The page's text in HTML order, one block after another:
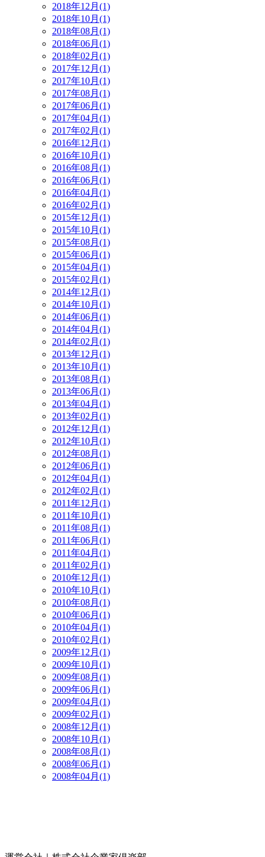
2018年12月(1)
2018年10月(1)
2018年08月(1)
2018年06月(1)
2018年02月(1)
2017年12月(1)
2017年10月(1)
2017年08月(1)
2017年06月(1)
2017年04月(1)
2017年02月(1)
2016年12月(1)
2016年10月(1)
2016年08月(1)
2016年06月(1)
2016年04月(1)
2016年02月(1)
2015年12月(1)
2015年10月(1)
2015年08月(1)
2015年06月(1)
2015年04月(1)
2015年02月(1)
2014年12月(1)
2014年10月(1)
2014年06月(1)
2014年04月(1)
2014年02月(1)
2013年12月(1)
2013年10月(1)
2013年08月(1)
2013年06月(1)
2013年04月(1)
2013年02月(1)
2012年12月(1)
2012年10月(1)
2012年08月(1)
2012年06月(1)
2012年04月(1)
2012年02月(1)
2011年12月(1)
2011年10月(1)
2011年08月(1)
2011年06月(1)
2011年04月(1)
2011年02月(1)
2010年12月(1)
2010年10月(1)
2010年08月(1)
2010年06月(1)
2010年04月(1)
2010年02月(1)
2009年12月(1)
2009年10月(1)
2009年08月(1)
2009年06月(1)
2009年04月(1)
2009年02月(1)
2008年12月(1)
2008年10月(1)
2008年08月(1)
2008年06月(1)
2008年04月(1)